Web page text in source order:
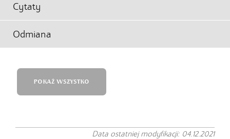
Cytaty
Odmiana
POKAŻ WSZYSTKO
Data ostatniej modyfikacji: 04.12.2021